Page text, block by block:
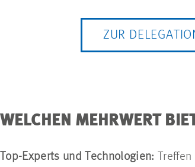
ZUR
WELCHEN MEHRWERT
Top-Experts und Technologien: